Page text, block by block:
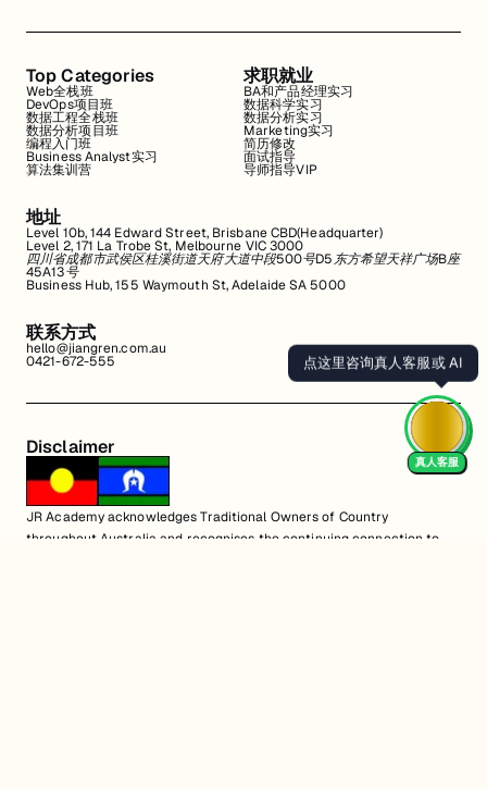
Top Categories
Web全栈班
DevOps项目班
数据工程全栈班
数据分析项目班
编程入门班
Business Analyst实习
算法集训营
求职就业
BA和产品经理实习
数据科学实习
数据分析实习
Marketing实习
简历修改
面试指导
导师指导VIP
地址
Level 10b, 144 Edward Street, Brisbane CBD(Headquarter)
Level 2, 171 La Trobe St, Melbourne VIC 3000
四川省成都市武侯区桂溪街道天府大道中段500号D5东方希望天祥广场B座
45A13号
Business Hub, 155 Waymouth St, Adelaide SA 5000
联系方式
hello@jiangren.com.au
0421-672-555
Disclaimer
JR Academy acknowledges Traditional Owners of Country
throughout Australia and recognises the continuing connection to
真人客服